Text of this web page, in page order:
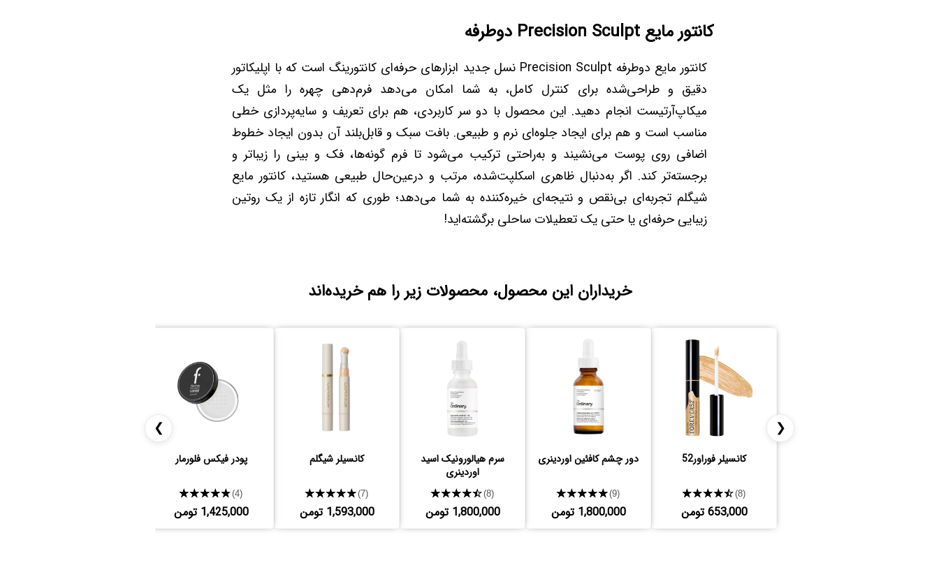
کانتور مایع Precision Sculpt دوطرفه
کانتور مایع دوطرفه Precision Sculpt نسل جدید ابزارهای حرفه‌ای کانتورینگ است که با اپلیکاتور
دقیق و طراحی‌شده برای کنترل کامل، به شما امکان می‌دهد فرم‌دهی چهره را مثل یک
میکاپ‌آرتیست انجام دهید. این محصول با دو سر کاربردی، هم برای تعریف و سایه‌پردازی خطی
مناسب است و هم برای ایجاد جلوه‌ای نرم و طبیعی. بافت سبک و قابل‌بلند آن بدون ایجاد خطوط
اضافی روی پوست می‌نشیند و به‌راحتی ترکیب می‌شود تا فرم گونه‌ها، فک و بینی را زیباتر و
برجسته‌تر کند. اگر به‌دنبال ظاهری اسکلپت‌شده، مرتب و درعین‌حال طبیعی هستید، کانتور مایع
شیگلم تجربه‌ای بی‌نقص و نتیجه‌ای خیره‌کننده به شما می‌دهد؛ طوری که انگار تازه از یک روتین
زیبایی حرفه‌ای یا حتی یک تعطیلات ساحلی برگشته‌اید!
خریداران این محصول، محصولات زیر را هم خریده‌اند
❮
کانسیلر فوراور52
★★★★★(8)
653,000 تومن
دور چشم کافئین اوردینری
★★★★★(9)
1,800,000 تومن
سرم هیالورونیک اسید
اوردینری
★★★★★(8)
1,800,000 تومن
کانسیلر شیگلم
★★★★★(7)
1,593,000 تومن
پودر فیکس فلورمار
★★★★★(4)
1,425,000 تومن
❯